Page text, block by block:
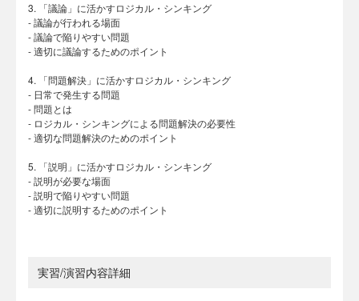
3. 「議論」に活かすロジカル・シンキング
- 議論が行われる場面
- 議論で陥りやすい問題
- 適切に議論するためのポイント
4. 「問題解決」に活かすロジカル・シンキング
- 日常で発生する問題
- 問題とは
- ロジカル・シンキングによる問題解決の必要性
- 適切な問題解決のためのポイント
5. 「説明」に活かすロジカル・シンキング
- 説明が必要な場面
- 説明で陥りやすい問題
- 適切に説明するためのポイント
実習/演習内容詳細